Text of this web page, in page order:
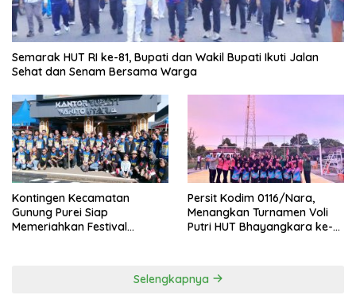
Semarak HUT RI ke-81, Bupati dan Wakil Bupati Ikuti Jalan
Sehat dan Senam Bersama Warga
Kontingen Kecamatan
Gunung Purei Siap
Memeriahkan Festival
Persit Kodim 0116/Nara,
Menangkan Turnamen Voli
Putri HUT Bhayangkara ke-
Selengkapnya